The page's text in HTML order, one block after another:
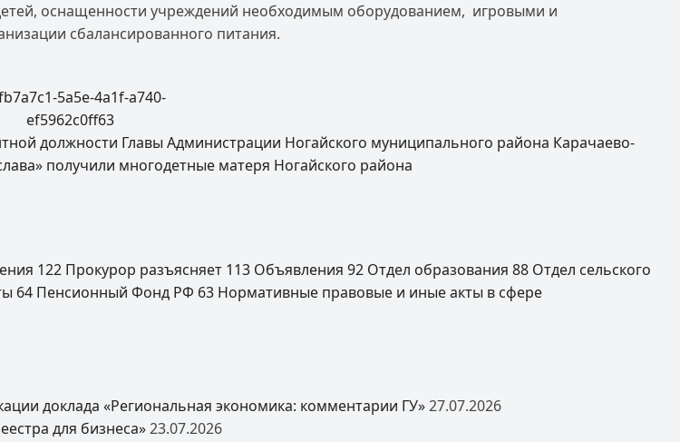
оснащенности учреждений необходимым оборудованием, игровыми и
сбалансированного питания.
должности Главы Администрации Ногайского муниципального района Карачаево-
получили многодетные матеря Ногайского района
122 Прокурор разъясняет 113 Объявления92 Отдел образования88 Отдел сельского
64 Пенсионный Фонд РФ 63 Нормативные правовые и иные акты в сфере
доклада «Региональная экономика: комментарии ГУ»27.07.2026
для бизнеса»23.07.2026